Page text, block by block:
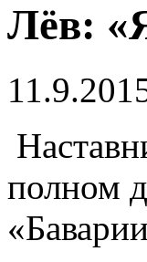
Лёв:
полном